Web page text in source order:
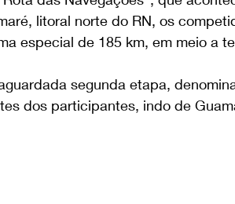
litoral norte do RN, os
especial de 185 km, em meio a
segunda etapa,
dos participantes, indo de